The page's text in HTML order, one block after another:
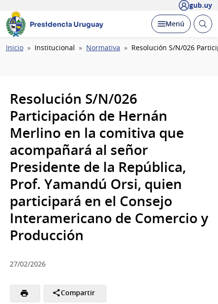
gub.uy
Presidencia Uruguay Desplegar
Menú Abrir
Ruta
Inicio Institucional Normativa Resolución S/N/026
Resolución S/N/026
Participación de Hernán
Merlino en la comitiva que
acompañará al señor
Presidente de la República,
Prof. Yamandú Orsi, quien
participará en el Consejo
Interamericano de Comercio y
Producción
27/02/2026
Compartir